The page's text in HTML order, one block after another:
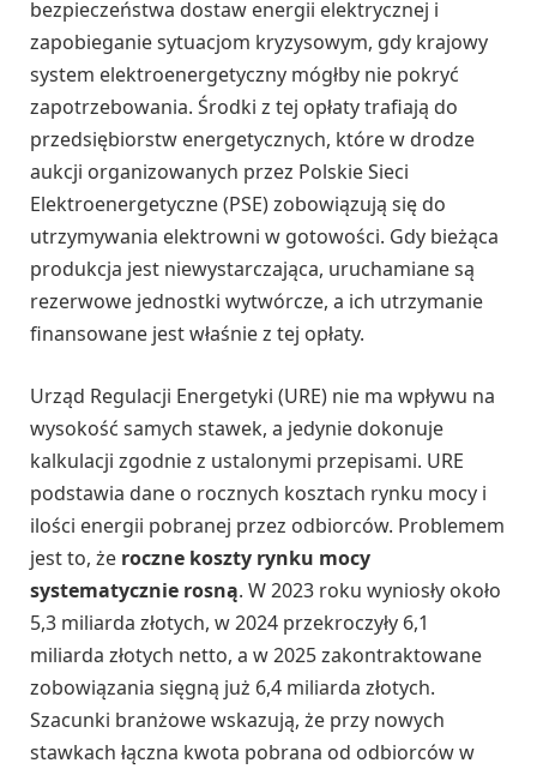
bezpieczeństwa dostaw energii elektrycznej i
zapobieganie sytuacjom kryzysowym, gdy krajowy
system elektroenergetyczny mógłby nie pokryć
zapotrzebowania. Środki z tej opłaty trafiają do
przedsiębiorstw energetycznych, które w drodze
aukcji organizowanych przez Polskie Sieci
Elektroenergetyczne (PSE) zobowiązują się do
utrzymywania elektrowni w gotowości. Gdy bieżąca
produkcja jest niewystarczająca, uruchamiane są
rezerwowe jednostki wytwórcze, a ich utrzymanie
finansowane jest właśnie z tej opłaty.
Urząd Regulacji Energetyki (URE) nie ma wpływu na
wysokość samych stawek, a jedynie dokonuje
kalkulacji zgodnie z ustalonymi przepisami. URE
podstawia dane o rocznych kosztach rynku mocy i
ilości energii pobranej przez odbiorców. Problemem
jest to, że roczne koszty rynku mocy
systematycznie rosną. W 2023 roku wyniosły około
5,3 miliarda złotych, w 2024 przekroczyły 6,1
miliarda złotych netto, a w 2025 zakontraktowane
zobowiązania sięgną już 6,4 miliarda złotych.
Szacunki branżowe wskazują, że przy nowych
stawkach łączna kwota pobrana od odbiorców w